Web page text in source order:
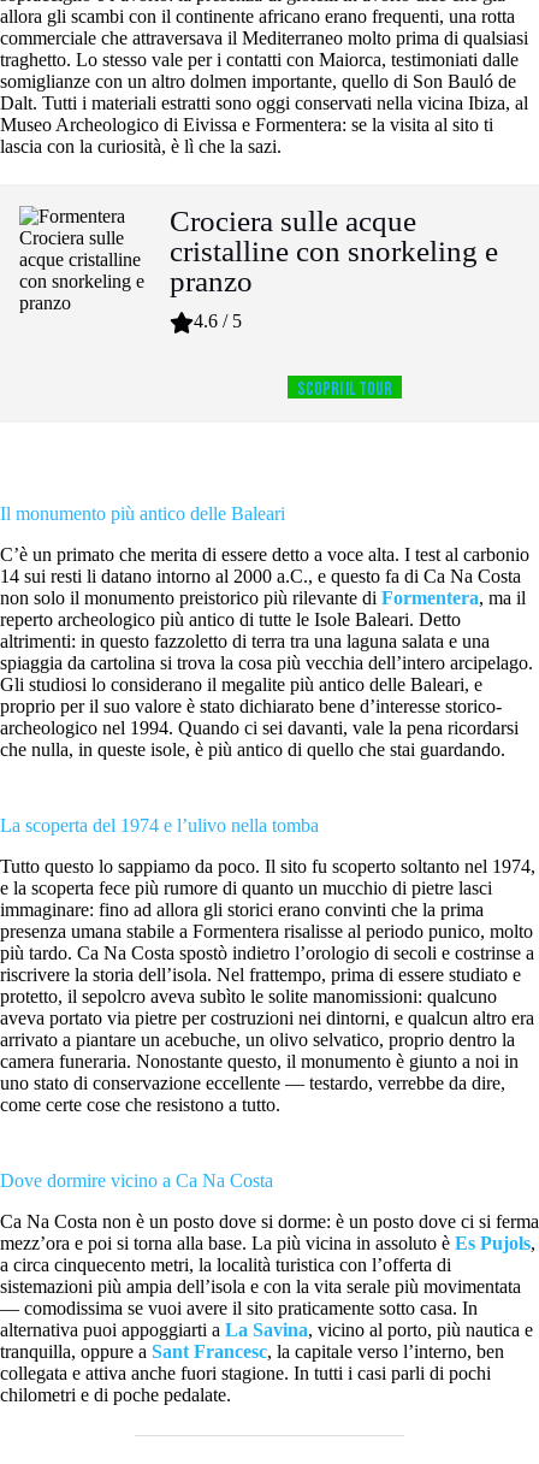
allora gli scambi con il continente africano erano frequenti, una rotta
commerciale che attraversava il Mediterraneo molto prima di qualsiasi
traghetto. Lo stesso vale per i contatti con Maiorca, testimoniati dalle
somiglianze con un altro dolmen importante, quello di Son Bauló de
Dalt. Tutti i materiali estratti sono oggi conservati nella vicina Ibiza, al
Museo Archeologico di Eivissa e Formentera: se la visita al sito ti
lascia con la curiosità, è lì che la sazi.
Crociera sulle acque
cristalline con snorkeling e
pranzo
4.6 / 5
SCOPRI IL TOUR
Il monumento più antico delle Baleari
C’è un primato che merita di essere detto a voce alta. I test al carbonio
14 sui resti li datano intorno al 2000 a.C., e questo fa di Ca Na Costa
non solo il monumento preistorico più rilevante di Formentera, ma il
reperto archeologico più antico di tutte le Isole Baleari. Detto
altrimenti: in questo fazzoletto di terra tra una laguna salata e una
spiaggia da cartolina si trova la cosa più vecchia dell’intero arcipelago.
Gli studiosi lo considerano il megalite più antico delle Baleari, e
proprio per il suo valore è stato dichiarato bene d’interesse storico-
archeologico nel 1994. Quando ci sei davanti, vale la pena ricordarsi
che nulla, in queste isole, è più antico di quello che stai guardando.
La scoperta del 1974 e l’ulivo nella tomba
Tutto questo lo sappiamo da poco. Il sito fu scoperto soltanto nel 1974,
e la scoperta fece più rumore di quanto un mucchio di pietre lasci
immaginare: fino ad allora gli storici erano convinti che la prima
presenza umana stabile a Formentera risalisse al periodo punico, molto
più tardo. Ca Na Costa spostò indietro l’orologio di secoli e costrinse a
riscrivere la storia dell’isola. Nel frattempo, prima di essere studiato e
protetto, il sepolcro aveva subìto le solite manomissioni: qualcuno
aveva portato via pietre per costruzioni nei dintorni, e qualcun altro era
arrivato a piantare un acebuche, un olivo selvatico, proprio dentro la
camera funeraria. Nonostante questo, il monumento è giunto a noi in
uno stato di conservazione eccellente — testardo, verrebbe da dire,
come certe cose che resistono a tutto.
Dove dormire vicino a Ca Na Costa
Ca Na Costa non è un posto dove si dorme: è un posto dove ci si ferma
mezz’ora e poi si torna alla base. La più vicina in assoluto è Es Pujols,
a circa cinquecento metri, la località turistica con l’offerta di
sistemazioni più ampia dell’isola e con la vita serale più movimentata
— comodissima se vuoi avere il sito praticamente sotto casa. In
alternativa puoi appoggiarti a La Savina, vicino al porto, più nautica e
tranquilla, oppure a Sant Francesc, la capitale verso l’interno, ben
collegata e attiva anche fuori stagione. In tutti i casi parli di pochi
chilometri e di poche pedalate.